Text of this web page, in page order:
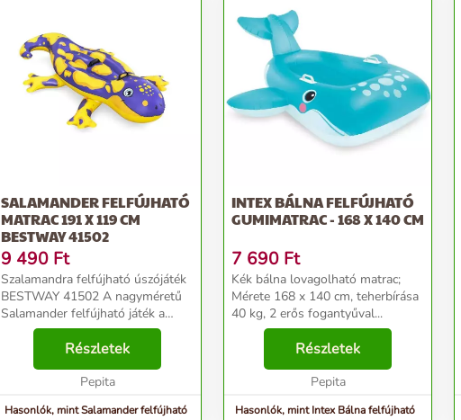
SALAMANDER FELFÚJHATÓ
MATRAC 191 X 119 CM
BESTWAY 41502
9 490 Ft
Szalamandra felfújható úszójáték
BESTWAY 41502 A nagyméretű
Salamander felfújható játék a
Bestway-től akár 2 gyermek
számára is alkalmas! Ez a játék
tökéletes egy nyári kiránduláshoz
a tengerparton va...
Részletek
Pepita
Hasonlók, mint Salamander felfújható
INTEX BÁLNA FELFÚJHATÓ
GUMIMATRAC - 168 X 140 CM
7 690 Ft
Kék bálna lovagolható matrac;
Mérete 168 x 140 cm, teherbírása
40 kg, 2 erős fogantyűval...
Részletek
Pepita
Hasonlók, mint Intex Bálna felfújható